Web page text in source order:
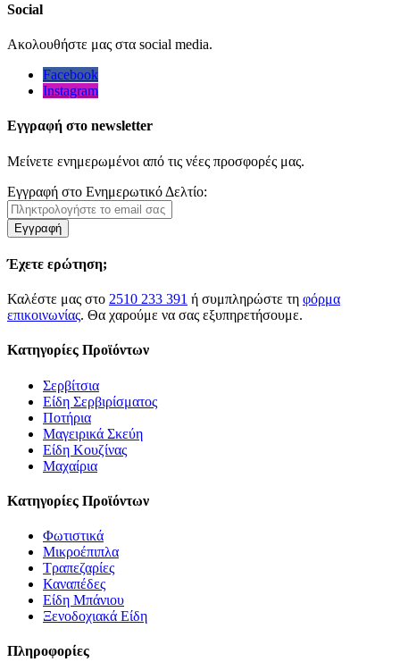
Social
Ακολουθήστε μας στα social media.
Facebook
Instagram
Εγγραφή στο newsletter
Μείνετε ενημερωμένοι από τις νέες προσφορές μας.
Εγγραφή στο Ενημερωτικό Δελτίο:
Εγγραφή
Έχετε ερώτηση;
Καλέστε μας στο 2510 233 391 ή συμπληρώστε τη φόρμα
επικοινωνίας. Θα χαρούμε να σας εξυπηρετήσουμε.
Κατηγορίες Προϊόντων
Σερβίτσια
Είδη Σερβιρίσματος
Ποτήρια
Μαγειρικά Σκεύη
Είδη Κουζίνας
Μαχαίρια
Κατηγορίες Προϊόντων
Φωτιστικά
Μικροέπιπλα
Τραπεζαρίες
Καναπέδες
Είδη Μπάνιου
Ξενοδοχιακά Είδη
Πληροφορίες